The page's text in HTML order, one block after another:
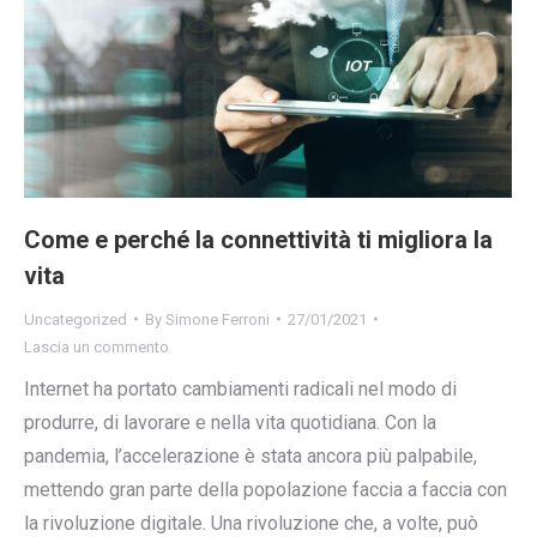
Come e perché la connettività ti migliora la
vita
Uncategorized By Simone Ferroni
27/01/2021
Lascia un commento
Internet ha portato cambiamenti radicali nel modo di
produrre, di lavorare e nella vita quotidiana. Con la
pandemia, l’accelerazione è stata ancora più palpabile,
mettendo gran parte della popolazione faccia a faccia con
la rivoluzione digitale. Una rivoluzione che, a volte, può